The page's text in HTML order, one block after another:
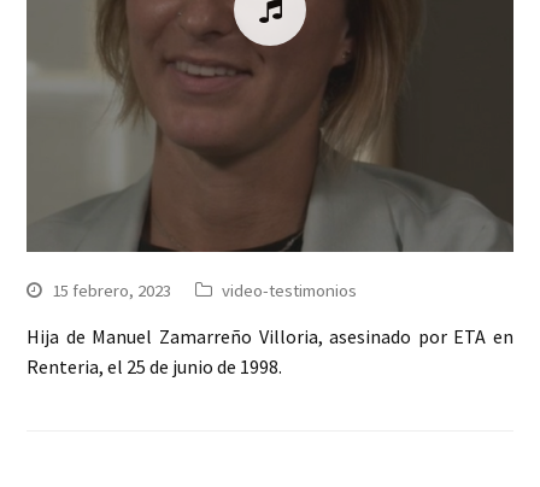
15 febrero, 2023 video-testimonios
Hija de Manuel Zamarreño Villoria, asesinado por ETA en
Renteria, el 25 de junio de 1998.